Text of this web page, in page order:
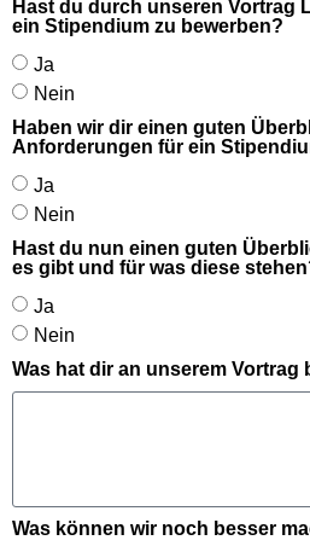
Hast du durch unseren Vortrag
ein Stipendium zu bewerben?
Ja
Nein
Haben wir dir einen guten
Anforderungen für ein
Ja
Nein
Hast du nun einen guten
es gibt und für was diese
Ja
Nein
Was hat dir an unserem
Was können wir noch besser